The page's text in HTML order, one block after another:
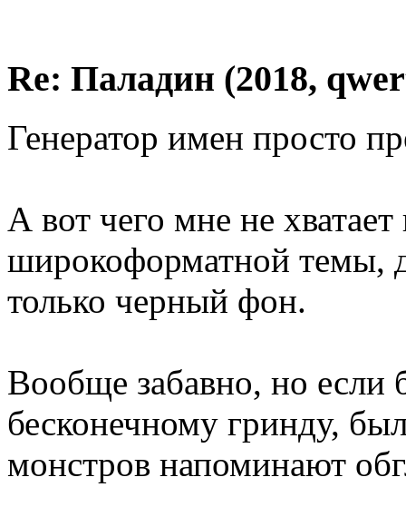
Re: Паладин (2018,
Генератор имен просто
А вот чего мне не
широкоформатной темы,
только черный фон.
Вообще забавно, но если
бесконечному гринду,
монстров напоминают